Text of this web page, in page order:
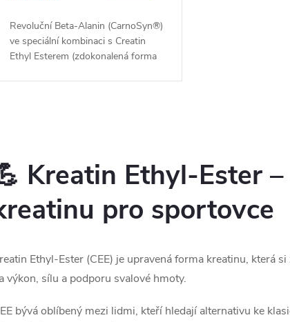
Revoluční Beta-Alanin (CarnoSyn®)
ve speciální kombinaci s Creatin
Ethyl Esterem (zdokonalená forma
Kreatin Ethyl-Ester
pro sportovce
Ethyl-Ester (CEE) je upravená forma kreatinu, která
výkon, sílu a podporu svalové hmoty.
bývá oblíbený mezi lidmi, kteří hledají alternativu ke